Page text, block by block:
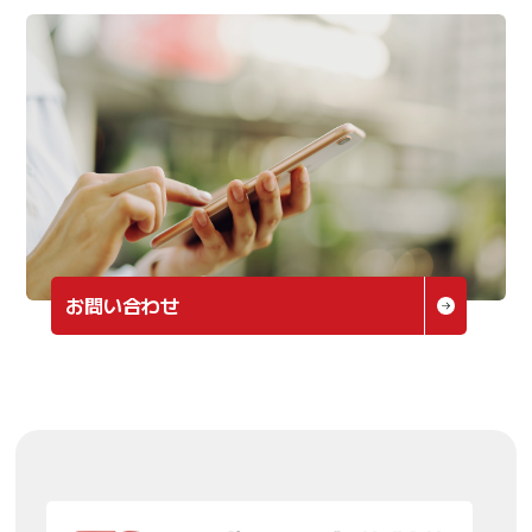
お問い合わせ